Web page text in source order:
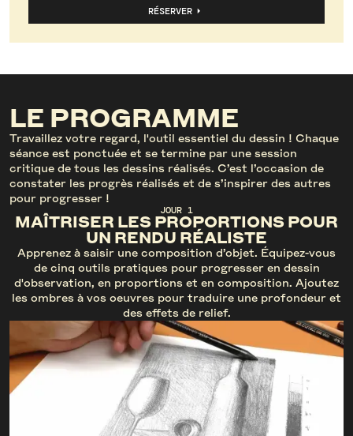
RÉSERVER
LE PROGRAMME
Travaillez votre regard, l'outil essentiel du dessin ! Chaque
séance est ponctuée et se termine par une session
critique de tous les dessins réalisés. C’est l’occasion de
constater les progrès réalisés et de s’inspirer des autres
pour progresser !
JOUR 1
MAÎTRISER LES PROPORTIONS POUR
UN RENDU RÉALISTE
Apprenez à saisir une composition d’objet. Équipez-vous
de cinq outils pratiques pour progresser en dessin
d'observation, en proportions et en composition. Ajoutez
les ombres à vos oeuvres pour traduire une profondeur et
des effets de relief.